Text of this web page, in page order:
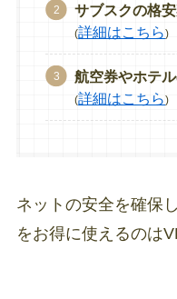
サブスクの格
(詳細はこちら)
航空券やホテ
(詳細はこちら)
ネットの安全を確保
をお得に使えるのは